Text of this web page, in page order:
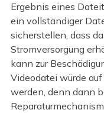
Ergebnis eines
ein vollständiger
sicherstellen, dass
Stromversorgung
kann zur
Videodatei würde
werden, denn dann